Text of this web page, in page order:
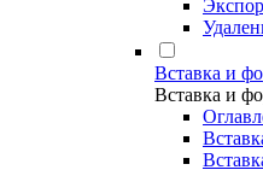
Вставка и
Вставка и